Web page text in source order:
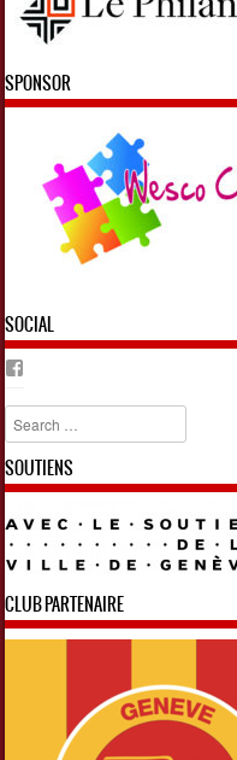
SPONSOR
SOCIAL
Search
SOUTIENS
CLUB PARTENAIRE